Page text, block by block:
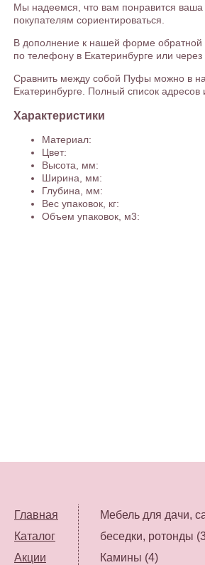
Мы надеемся, что вам понравится
покупателям сориентироваться.
В дополнение к нашей форме обратной
по телефону в Екатеринбурге или
Cравнить между собой Пуфы можно в
Екатеринбурге. Полный список адресов
Характеристики
Материал:
Цвет:
Высота, мм:
Ширина, мм:
Глубина, мм:
Вес упаковок, кг:
Объем упаковок, м3:
Главная
Каталог
Акции
Мебель для дачи,
беседки, ротонды
Камины (4)